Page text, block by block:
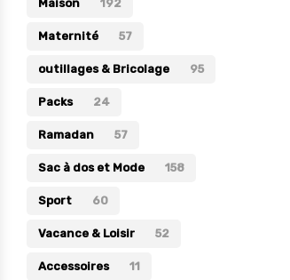
Sac à dos et Mode
Soins & Beauté
Sport
Divers
Maison 192
Maternité 57
outillages & Bricolage 95
Packs 24
Ramadan 57
Sac à dos et Mode 158
Sport 60
Vacance & Loisir 52
Accessoires 11